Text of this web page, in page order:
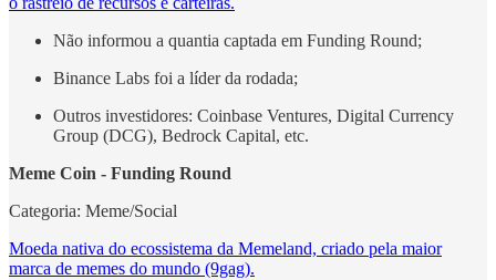
Não informou a quantia captada em Funding Round;
Binance Labs foi a líder da rodada;
Outros investidores: Coinbase Ventures, Digital Currency
Group (DCG), Bedrock Capital, etc.
Meme Coin - Funding Round
Categoria: Meme/Social
Moeda nativa do ecossistema da Memeland, criado pela maior
marca de memes do mundo (9gag).